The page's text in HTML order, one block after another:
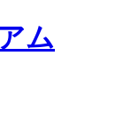
ム